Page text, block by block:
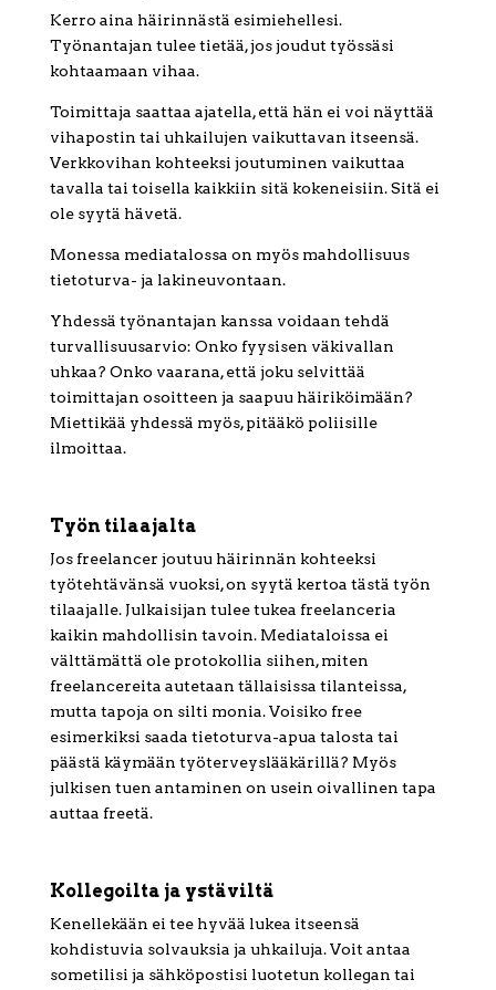
Kerro aina häirinnästä esimiehellesi.
Työnantajan tulee tietää, jos joudut työssäsi
kohtaamaan vihaa.
Toimittaja saattaa ajatella, että hän ei voi näyttää
vihapostin tai uhkailujen vaikuttavan itseensä.
Verkkovihan kohteeksi joutuminen vaikuttaa
tavalla tai toisella kaikkiin sitä kokeneisiin. Sitä ei
ole syytä hävetä.
Monessa mediatalossa on myös mahdollisuus
tietoturva- ja lakineuvontaan.
Yhdessä työnantajan kanssa voidaan tehdä
turvallisuusarvio: Onko fyysisen väkivallan
uhkaa? Onko vaarana, että joku selvittää
toimittajan osoitteen ja saapuu häiriköimään?
Miettikää yhdessä myös, pitääkö poliisille
ilmoittaa.
Työn tilaajalta
Jos freelancer joutuu häirinnän kohteeksi
työtehtävänsä vuoksi, on syytä kertoa tästä työn
tilaajalle. Julkaisijan tulee tukea freelanceria
kaikin mahdollisin tavoin. Mediataloissa ei
välttämättä ole protokollia siihen, miten
freelancereita autetaan tällaisissa tilanteissa,
mutta tapoja on silti monia. Voisiko free
esimerkiksi saada tietoturva-apua talosta tai
päästä käymään työterveyslääkärillä? Myös
julkisen tuen antaminen on usein oivallinen tapa
auttaa freetä.
Kollegoilta ja ystäviltä
Kenellekään ei tee hyvää lukea itseensä
kohdistuvia solvauksia ja uhkailuja. Voit antaa
sometilisi ja sähköpostisi luotetun kollegan tai